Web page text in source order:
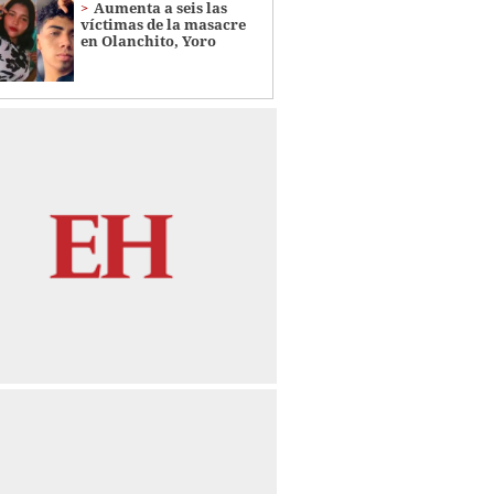
Aumenta a seis las
víctimas de la masacre
en Olanchito, Yoro